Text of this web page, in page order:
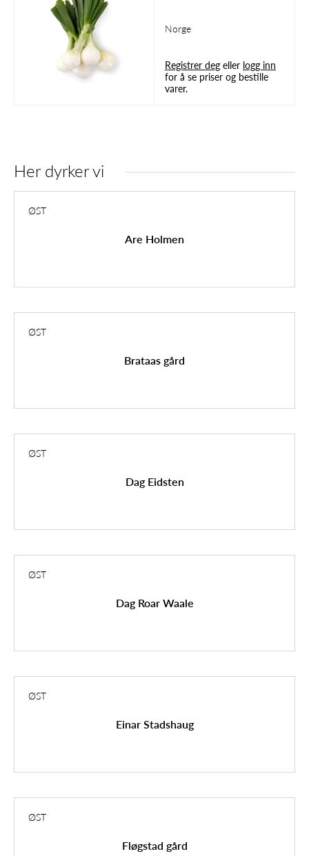
Norge
Registrer deg eller logg inn
for å se priser og bestille
varer.
Her dyrker vi
ØST
Are Holmen
ØST
Brataas gård
ØST
Dag Eidsten
ØST
Dag Roar Waale
ØST
Einar Stadshaug
ØST
Fløgstad gård